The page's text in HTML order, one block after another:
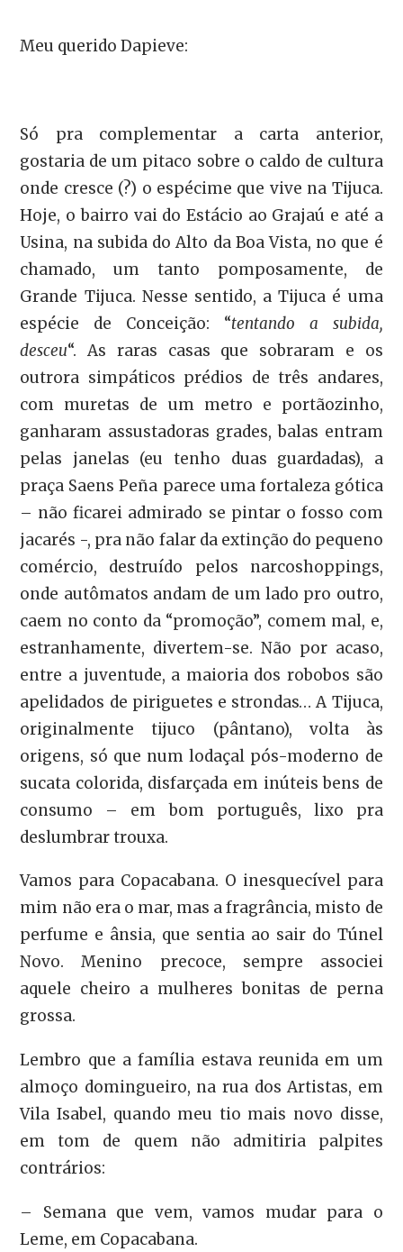
Meu querido Dapieve:
Só pra complementar a carta anterior,
gostaria de um pitaco sobre o caldo de cultura
onde cresce (?) o espécime que vive na Tijuca.
Hoje, o bairro vai do Estácio ao Grajaú e até a
Usina, na subida do Alto da Boa Vista, no que é
chamado, um tanto pomposamente, de
Grande Tijuca. Nesse sentido, a Tijuca é uma
espécie de Conceição: “tentando a subida,
desceu“. As raras casas que sobraram e os
outrora simpáticos prédios de três andares,
com muretas de um metro e portãozinho,
ganharam assustadoras grades, balas entram
pelas janelas (eu tenho duas guardadas), a
praça Saens Peña parece uma fortaleza gótica
– não ficarei admirado se pintar o fosso com
jacarés -, pra não falar da extinção do pequeno
comércio, destruído pelos narcoshoppings,
onde autômatos andam de um lado pro outro,
caem no conto da “promoção”, comem mal, e,
estranhamente, divertem-se. Não por acaso,
entre a juventude, a maioria dos robobos são
apelidados de piriguetes e strondas… A Tijuca,
originalmente tijuco (pântano), volta às
origens, só que num lodaçal pós-moderno de
sucata colorida, disfarçada em inúteis bens de
consumo – em bom português, lixo pra
deslumbrar trouxa.
Vamos para Copacabana. O inesquecível para
mim não era o mar, mas a fragrância, misto de
perfume e ânsia, que sentia ao sair do Túnel
Novo. Menino precoce, sempre associei
aquele cheiro a mulheres bonitas de perna
grossa.
Lembro que a família estava reunida em um
almoço domingueiro, na rua dos Artistas, em
Vila Isabel, quando meu tio mais novo disse,
em tom de quem não admitiria palpites
contrários:
– Semana que vem, vamos mudar para o
Leme, em Copacabana.